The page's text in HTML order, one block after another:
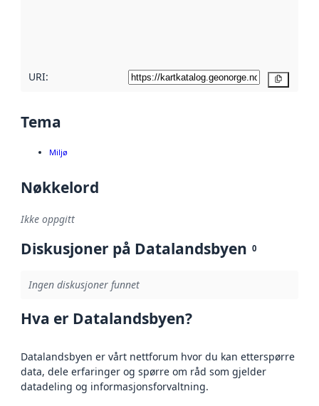
URI:
Tema
Miljø
Nøkkelord
Ikke oppgitt
Diskusjoner på Datalandsbyen 0
Ingen diskusjoner funnet
Hva er Datalandsbyen?
Datalandsbyen er vårt nettforum hvor du kan etterspørre
data, dele erfaringer og spørre om råd som gjelder
datadeling og informasjonsforvaltning.